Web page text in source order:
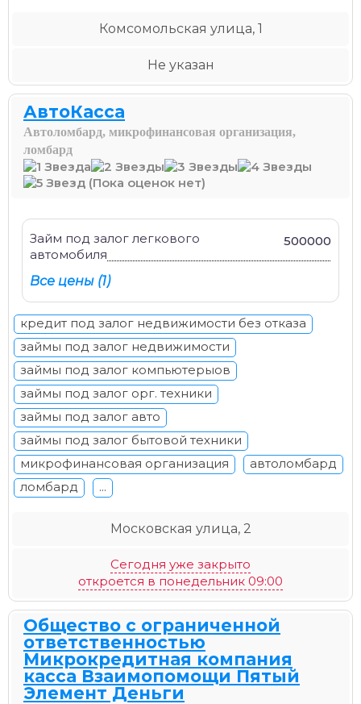
Комсомольская улица, 1
Не указан
АвтоКасса
Автоломбард, микрофинансовая организация,
ломбард
(Пока оценок нет)
Займ под залог легкового
автомобиля
500000
Все цены (1)
кредит под залог недвижимости без отказа
займы под залог недвижимости
займы под залог компьютерыов
займы под залог орг. техники
займы под залог авто
займы под залог бытовой техники
микрофинансовая организация
автоломбард
ломбард
...
Московская улица, 2
Сегодня уже закрыто
откроется в понедельник 09:00
Общество с ограниченной
ответственностью
Микрокредитная компания
касса Взаимопомощи Пятый
Элемент Деньги